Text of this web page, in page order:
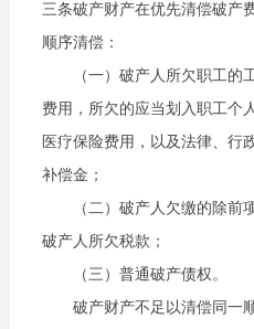
三条破产财产在优先清偿破产
顺序清偿：
（一）破产人所欠职工的工
费用，所欠的应当划入职工个
医疗保险费用，以及法律、行
补偿金；
（二）破产人欠缴的除前项
破产人所欠税款；
（三）普通破产债权。
破产财产不足以清偿同一顺